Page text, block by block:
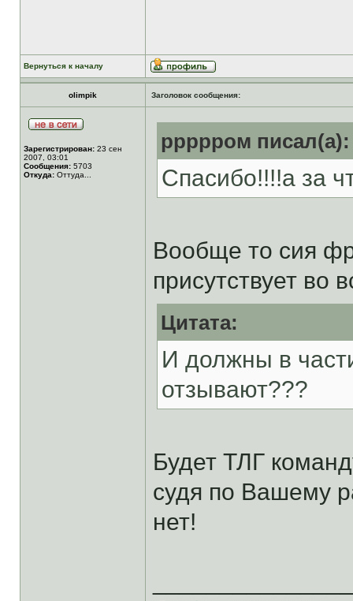
Вернуться к началу
olimpik Заголовок сообщения:
Зарегистрирован: 23 сен
2007, 03:01
Сообщения: 5703
Откуда: Оттуда...
ррррром писал(а):
Спасибо!!!!а за
Вообще то сия
присутствует во
Цитата:
И должны в
отзывают???
Будет ТЛГ
судя по Вашему
нет!